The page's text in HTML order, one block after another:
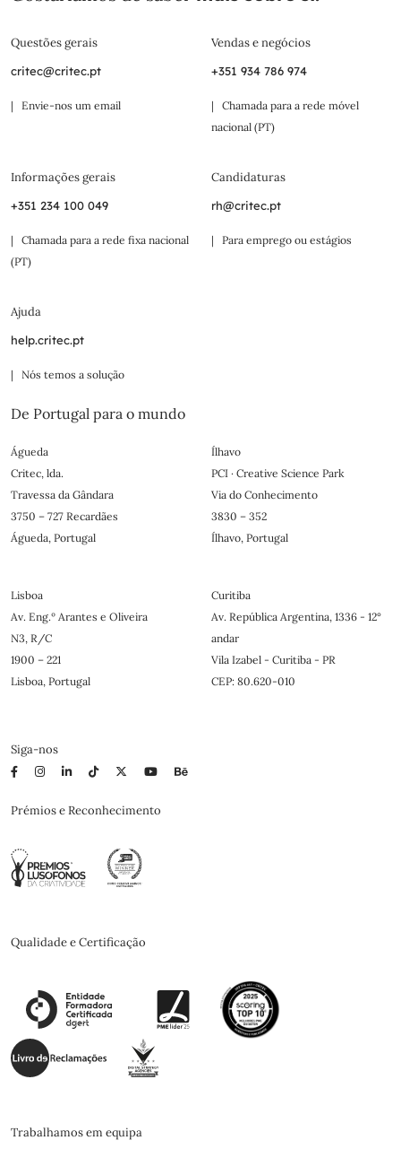
Questões gerais
critec@critec.pt
| Envie-nos um email
Vendas e negócios
+351 934 786 974
| Chamada para a rede móvel
nacional (PT)
Informações gerais
+351 234 100 049
| Chamada para a rede fixa nacional
(PT)
Candidaturas
rh@critec.pt
| Para emprego ou estágios
Ajuda
help.critec.pt
| Nós temos a solução
De Portugal para o mundo
Águeda
Critec, lda.
Travessa da Gândara
3750 – 727 Recardães
Águeda, Portugal
Ílhavo
PCI · Creative Science Park
Via do Conhecimento
3830 – 352
Ílhavo, Portugal
Lisboa
Av. Eng.º Arantes e Oliveira
N3, R/C
1900 – 221
Lisboa, Portugal
Curitiba
Av. República Argentina, 1336 - 12°
andar
Vila Izabel - Curitiba - PR
CEP: 80.620-010
Siga-nos
Prémios e Reconhecimento
Qualidade e Certificação
Trabalhamos em equipa